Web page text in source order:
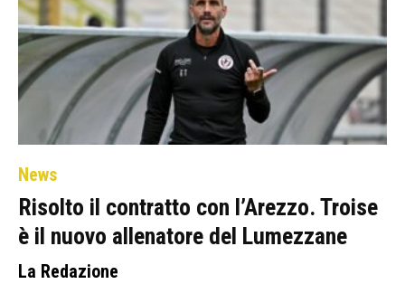
News
Risolto il contratto con l’Arezzo. Troise
è il nuovo allenatore del Lumezzane
La Redazione